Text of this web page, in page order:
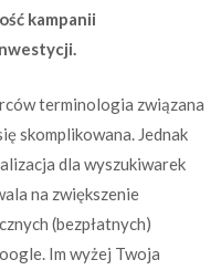
kampanii
terminologia związana
skomplikowana. Jednak
dla wyszukiwarek
na zwiększenie
(bezpłatnych)
Im wyżej Twoja